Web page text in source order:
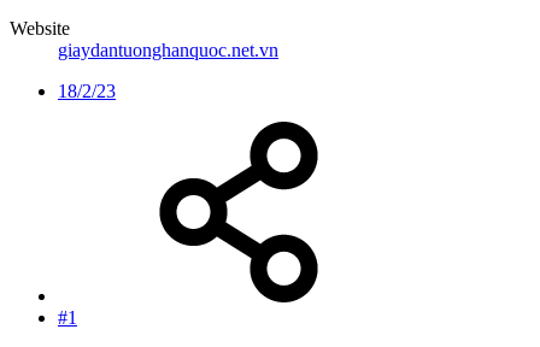
Website
giaydantuonghanquoc.net.vn
18/2/23
#1